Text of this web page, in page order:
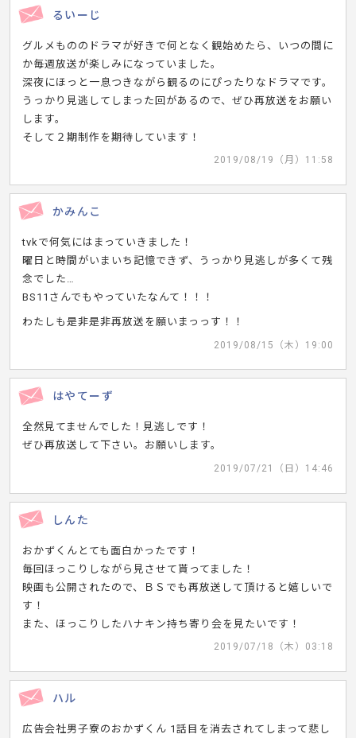
るいーじ
グルメもののドラマが好きで何となく観始めたら、いつの間に
か毎週放送が楽しみになっていました。
深夜にほっと一息つきながら観るのにぴったりなドラマです。
うっかり見逃してしまった回があるので、ぜひ再放送をお願い
します。
そして２期制作を期待しています！
2019/08/19（月）11:58
かみんこ
tvkで何気にはまっていきました！
曜日と時間がいまいち記憶できず、うっかり見逃しが多くて残
念でした…
BS11さんでもやっていたなんて！！！
わたしも是非是非再放送を願いまっっす！！
2019/08/15（木）19:00
はやてーず
全然見てませんでした！見逃しです！
ぜひ再放送して下さい。お願いします。
2019/07/21（日）14:46
しんた
おかずくんとても面白かったです！
毎回ほっこりしながら見させて貰ってました！
映画も公開されたので、ＢＳでも再放送して頂けると嬉しいで
す！
また、ほっこりしたハナキン持ち寄り会を見たいです！
2019/07/18（木）03:18
ハル
広告会社男子寮のおかずくん 1話目を消去されてしまって悲し